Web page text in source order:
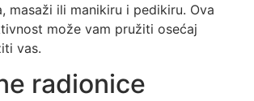
masaži ili manikiru i pedikiru. Ova
može vam pružiti osećaj
vas.
radionice